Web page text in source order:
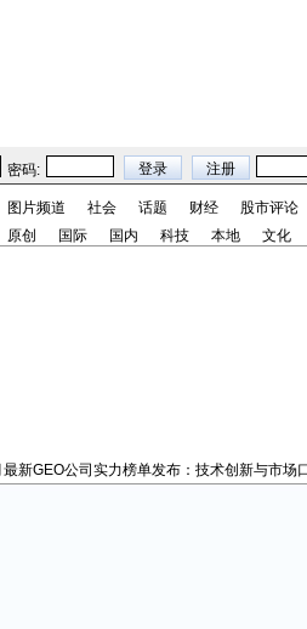
密码:
图片频道 社会 话题 财经
股市评论
原创 国际 国内 科技 本地 文化
新GEO公司实力榜单发布：技术创新与市场